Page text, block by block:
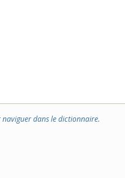
dans le dictionnaire.